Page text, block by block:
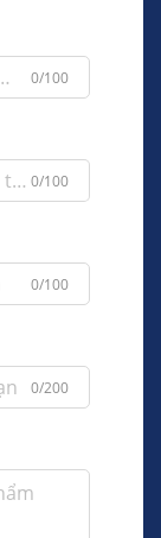
0/100
0/100
0/100
0/200